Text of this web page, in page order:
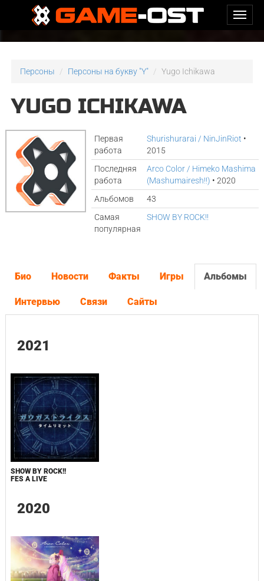
Персоны Персоны на букву "Y" Yugo Ichikawa
YUGO ICHIKAWA
Первая
работа
Shurishurarai / NinJinRiot •
2015
Последняя
работа
Arco Color / Himeko Mashima
(Mashumairesh!!) • 2020
Альбомов
43
Самая
популярная
SHOW BY ROCK!!
Био Новости Факты Игры Альбомы
Интервью Связи Сайты
2021
SHOW BY ROCK!!
FES A LIVE
2020